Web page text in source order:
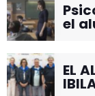
el
EL